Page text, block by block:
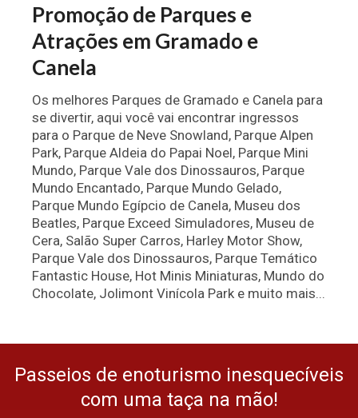
Promoção de Parques e
Atrações em Gramado e
Canela
Os melhores Parques de Gramado e Canela para
se divertir, aqui você vai encontrar ingressos
para o Parque de Neve Snowland, Parque Alpen
Park, Parque Aldeia do Papai Noel, Parque Mini
Mundo, Parque Vale dos Dinossauros, Parque
Mundo Encantado, Parque Mundo Gelado,
Parque Mundo Egípcio de Canela, Museu dos
Beatles, Parque Exceed Simuladores, Museu de
Cera, Salão Super Carros, Harley Motor Show,
Parque Vale dos Dinossauros, Parque Temático
Fantastic House, Hot Minis Miniaturas, Mundo do
Chocolate, Jolimont Vinícola Park e muito mais...
Passeios de enoturismo inesquecíveis
com uma taça na mão!